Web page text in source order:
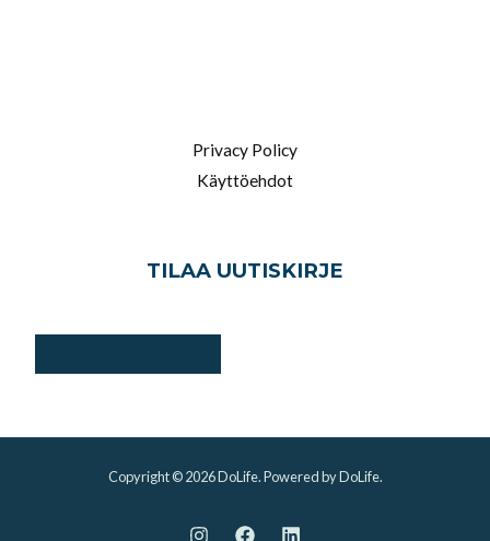
Privacy Policy
Käyttöehdot
TILAA UUTISKIRJE
Copyright © 2026 DoLife. Powered by DoLife.